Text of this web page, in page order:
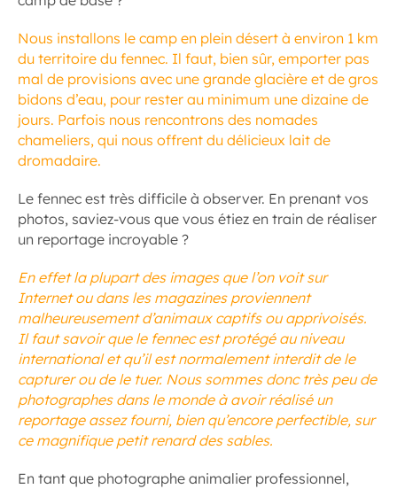
Nous installons le camp en plein désert à environ 1 km
du territoire du fennec. Il faut, bien sûr, emporter pas
mal de provisions avec une grande glacière et de gros
bidons d’eau, pour rester au minimum une dizaine de
jours. Parfois nous rencontrons des nomades
chameliers, qui nous offrent du délicieux lait de
dromadaire.
Le fennec est très difficile à observer. En prenant vos
photos, saviez-vous que vous étiez en train de réaliser
un reportage incroyable ?
En effet la plupart des images que l’on voit sur
Internet ou dans les magazines proviennent
malheureusement d’animaux captifs ou apprivoisés.
Il faut savoir que le fennec est protégé au niveau
international et qu’il est normalement interdit de le
capturer ou de le tuer. Nous sommes donc très peu de
photographes dans le monde à avoir réalisé un
reportage assez fourni, bien qu’encore perfectible, sur
ce magnifique petit renard des sables.
En tant que photographe animalier professionnel,